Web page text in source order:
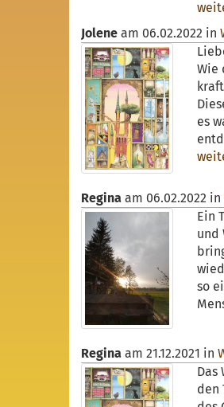
Jolene am 06.02.2022 in
Wie
es
Regina am 06.02.2022 in
Ein
und
so
Regina am 21.12.2021 in
den